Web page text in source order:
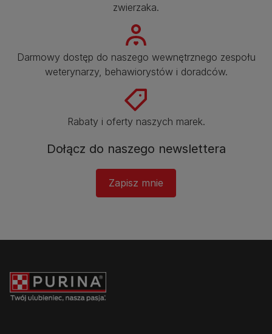
zwierzaka.​
Darmowy dostęp do naszego wewnętrznego zespołu
weterynarzy, behawiorystów i doradców.​
Rabaty i oferty naszych marek.​
Dołącz do naszego newslettera​
Zapisz mnie